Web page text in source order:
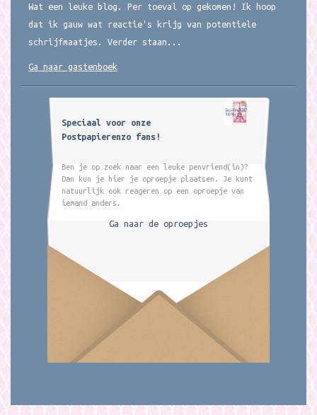
Wat een leuke blog. Per toeval op gekomen! Ik hoop
dat ik gauw wat reactie's krijg van potentiele
schrijfmaatjes. Verder staan...
Ga naar gastenboek
Speciaal voor onze
Postpapierenzo fans!
Ben je op zoek naar een leuke penvriend(in)?
Dan kun je hier je oproepje plaatsen. Je kunt
natuurlijk ook reageren op een oproepje van
iemand anders.
Ga naar de oproepjes